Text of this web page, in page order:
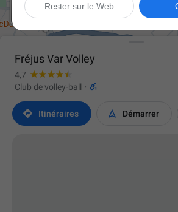
Fréjus Var Volley
4,7
Club de volley-ball · 
 Itinéraires  Démarrer
Rester sur le Web